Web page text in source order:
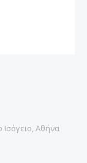
Ισόγειο, Αθήνα